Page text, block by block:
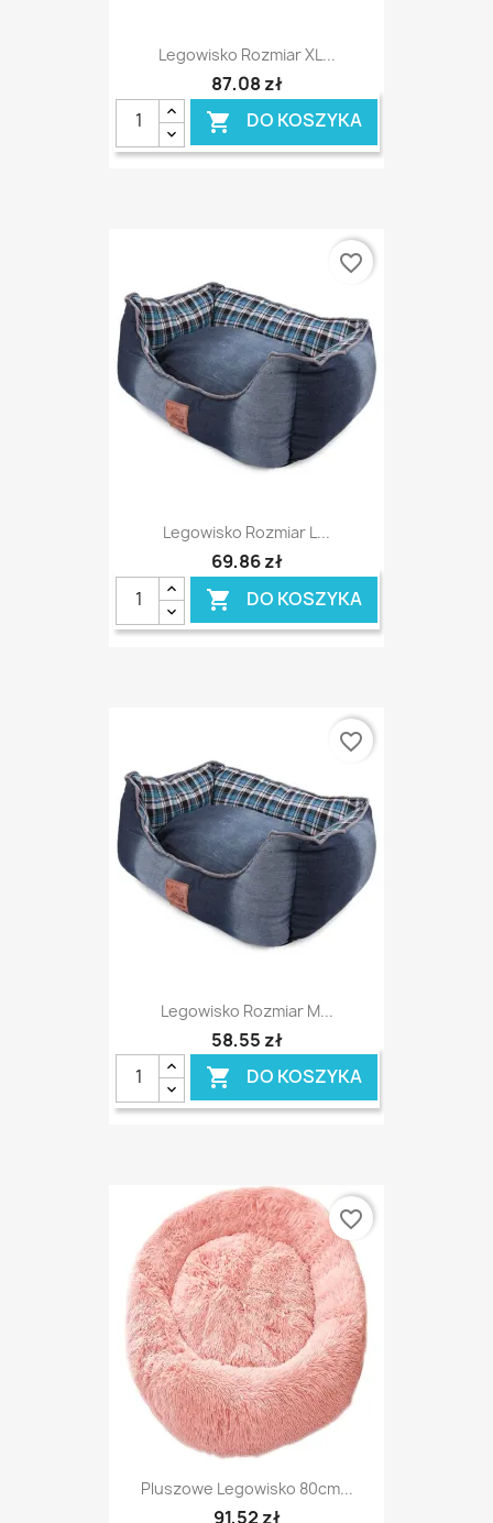
Legowisko Rozmiar XL...
87,08 zł
 DO KOSZYKA
Legowisko Rozmiar L...
69,86 zł
 DO KOSZYKA
favorite_border
Legowisko Rozmiar M...
58,55 zł
 DO KOSZYKA
favorite_border
Pluszowe Legowisko 80cm...
91,52 zł
favorite_border